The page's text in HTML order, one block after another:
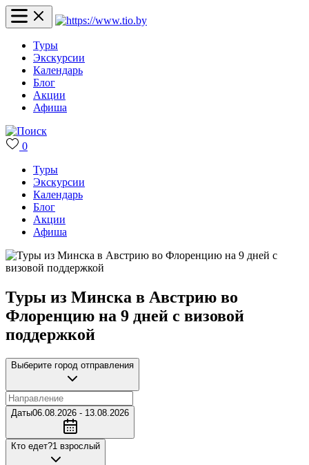
Туры
Экскурсии
Календарь
Блог
Акции
Афиша
0
Туры
Экскурсии
Календарь
Блог
Акции
Афиша
Туры из Минска в Австрию во
Флоренцию на 9 дней с визовой
поддержкой
Выберите город отправления
Даты06.08.2026 - 13.08.2026
Кто едет?1 взрослый